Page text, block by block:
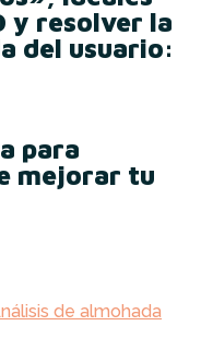
y resolver la
del usuario:
para
mejorar tu
de almohada